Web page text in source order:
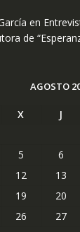
en
de
AGOSTO
X J
5 6
12 13
19 20
26 27